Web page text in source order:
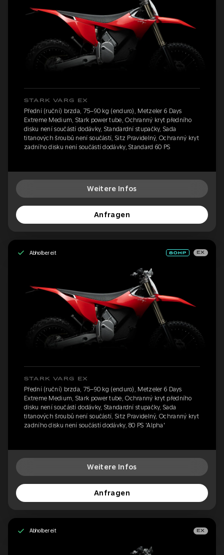
STARK VARG EX
Přední (ruční) brzda, 75–90 kg (enduro), Metzeler 6 Days
Extreme Medium, Stark power tube, Ochranný kryt předního
disku není součástí dodávky, Standardní stupačky, Sada
titanových šroubů není součástí, Sitz Pravidelný, Ochranný kryt
zadního disku není součástí dodávky, Standard 60 PS
Weitere Infos
Anfragen
Abholbereit EX
STARK VARG EX
Přední (ruční) brzda, 75–90 kg (enduro), Metzeler 6 Days
Extreme Medium, Stark power tube, Ochranný kryt předního
disku není součástí dodávky, Standardní stupačky, Sada
titanových šroubů není součástí, Sitz Pravidelný, Ochranný kryt
zadního disku není součástí dodávky, 80 PS 'Alpha'
Weitere Infos
Anfragen
Abholbereit EX